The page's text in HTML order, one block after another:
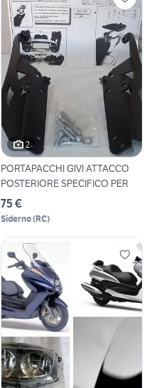
2
PORTAPACCHI GIVI ATTACCO
POSTERIORE SPECIFICO PER
75 €
Siderno(RC)